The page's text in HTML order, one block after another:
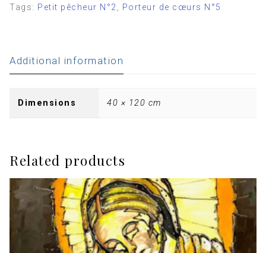
Tags: Petit pêcheur N°2 Porteur de cœurs N°5
Additional information
Dimensions 40 × 120 cm
Related products